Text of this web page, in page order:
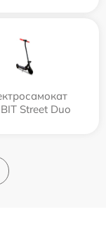
Street Duo